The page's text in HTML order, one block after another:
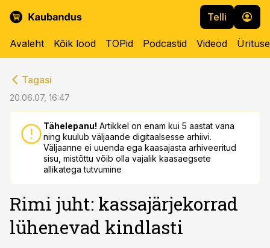
Telli
Avaleht Kõik lood TOPid Podcastid Videod
Tagasi
20.06.07, 16:47
Tähelepanu! Artikkel on enam kui 5 aastat vana
ning kuulub väljaande digitaalsesse arhiivi.
Väljaanne ei uuenda ega kaasajasta arhiveeritud
sisu, mistõttu võib olla vajalik kaasaegsete
allikatega tutvumine
Rimi juht: kassajärjekorrad
lühenevad kindlasti